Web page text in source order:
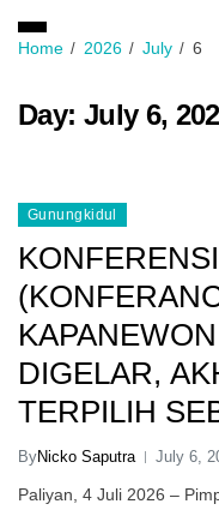
Home 2026 July 6
Day: July 6,
Gunungkidul
DIGELAR,
TERPILIH
GP ANSOR
ByNicko Saputra July 6,
Paliyan, 4 Juli 2026 –